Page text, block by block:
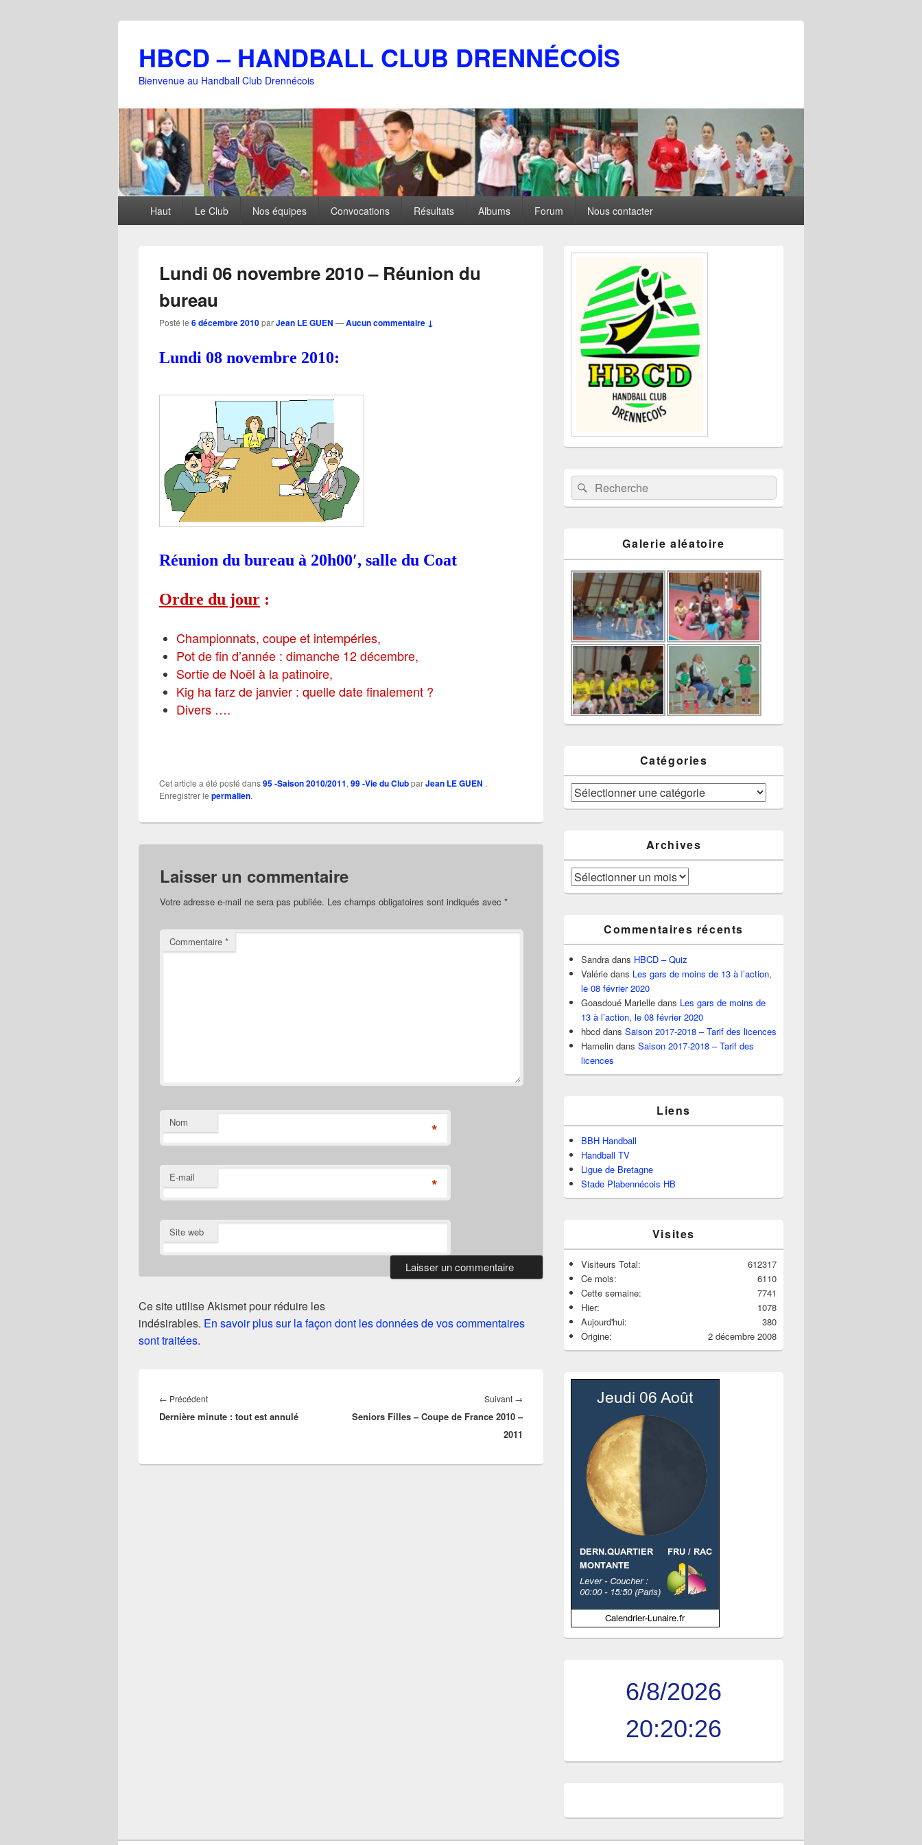
HBCD – HANDBALL CLUB DRENNÉCOİS
Bienvenue au Handball Club Drennécois
principalHaut Le Club Nos équipes Convocations Résultats Albums Forum Nous contacter
Lundi 06 novembre 2010 – Réunion du
bureau
Posté le 6 décembre 2010parJean LE GUEN —Aucun commentaire ↓
Lundi 08 novembre 2010:
Réunion du bureau à 20h00′, salle du Coat
Ordre du jour :
Championnats, coupe et intempéries,
Pot de fin d’année : dimanche 12 décembre,
Sortie de Noël à la patinoire,
Kig ha farz de janvier : quelle date finalement ?
Divers ….
Cet article a été posté dans95 -Saison 2010/2011, 99 -Vie du ClubparJean LE GUEN .
Enregistrer le permalien.
Laisser un commentaire
Votre adresse e-mail ne sera pas publiée. Les champs obligatoires sont indiqués avec *
Commentaire *
Nom *
E-mail *
Site web
Ce site utilise Akismet pour réduire les
indésirables. En savoir plus sur la façon dont les données de vos commentaires
sont traitées.
de
l’article
← PrécédentArticle
précédent :
Dernière minute : tout est annulé
Suivant →
suivant :
Seniors Filles – Coupe de France 2010 –
2011
Zone
barre
latérale
Recherche :Rechercher
Galerie aléatoire
Catégories
Catégories
Archives
Archives
Commentaires récents
Sandra dans HBCD – Quiz
Valérie dans Les gars de moins de 13 à l’action,
le 08 février 2020
Goasdoué Marielle dans Les gars de moins de
13 à l’action, le 08 février 2020
hbcd dans Saison 2017-2018 – Tarif des licences
Hamelin dans Saison 2017-2018 – Tarif des
licences
Liens
BBH Handball
Handball TV
Ligue de Bretagne
Stade Plabennécois HB
Visites
612317
Visiteurs Total:
6110
Ce mois:
7741
Cette semaine:
1078
Hier:
380
Aujourd'hui:
2 décembre 2008
Origine:
6/8/2026
20:20:27